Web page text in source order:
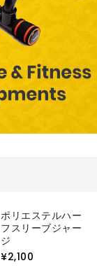
ポリエステルハー
フスリーブジャー
ジ
¥2,100